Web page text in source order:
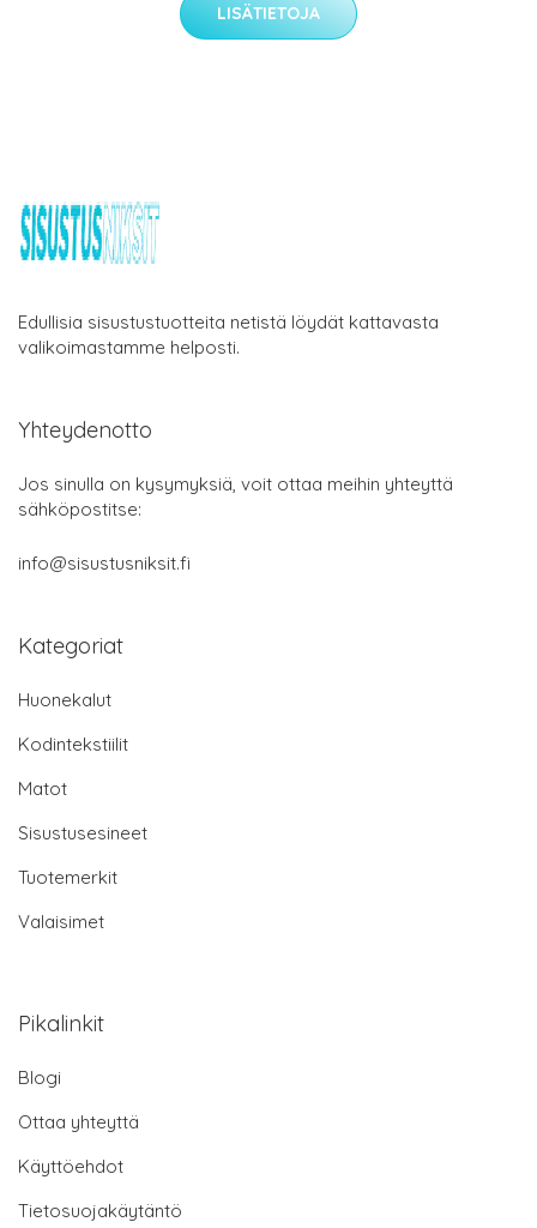
LISÄTIETOJA
Edullisia sisustustuotteita netistä löydät kattavasta
valikoimastamme helposti.
Yhteydenotto
Jos sinulla on kysymyksiä, voit ottaa meihin yhteyttä
sähköpostitse:
info@sisustusniksit.fi
Kategoriat
Huonekalut
Kodintekstiilit
Matot
Sisustusesineet
Tuotemerkit
Valaisimet
Pikalinkit
Blogi
Ottaa yhteyttä
Käyttöehdot
Tietosuojakäytäntö